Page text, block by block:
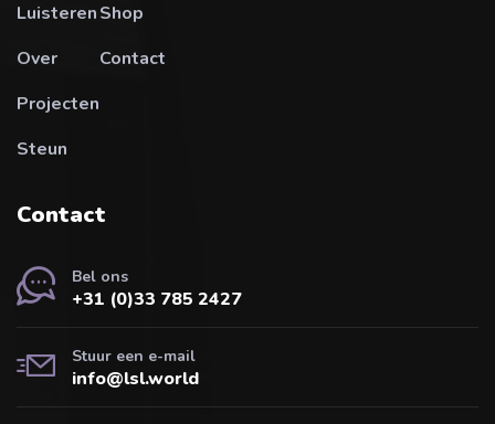
Luisteren
Over
Projecten
Steun
Shop
Contact
Contact
Bel ons
+31 (0)33 785 2427
Stuur een e-mail
info@lsl.world